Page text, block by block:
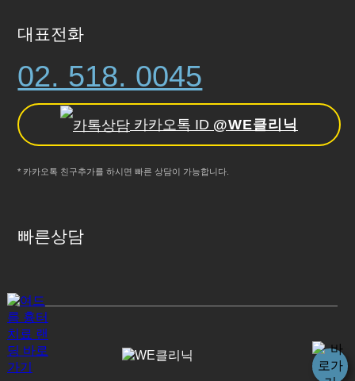
대표전화
02. 518. 0045
카카오톡 ID @WE클리닉
* 카카오톡 친구추가를 하시면 빠른 상담이 가능합니다.
빠른상담